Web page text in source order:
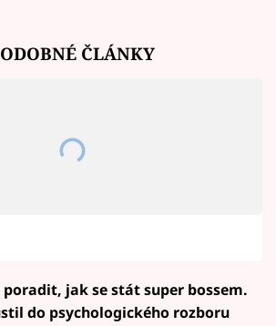
ČLÁNKY
poradit, jak se stát super bossem.
do psychologického rozboru